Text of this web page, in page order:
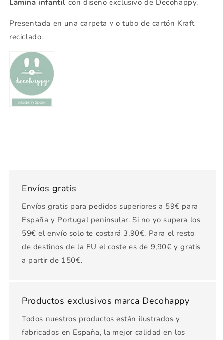
Lámina infantil con diseño exclusivo de Decohappy.
Presentada en una carpeta y o tubo de cartón Kraft
reciclado.
Envíos gratis
Envíos gratis para pedidos superiores a 59€ para
España y Portugal peninsular. Si no yo supera los
59€ el envío solo te costará 3,90€. Para el resto
de destinos de la EU el coste es de 9,90€ y gratis
a partir de 150€.
Productos exclusivos marca Decohappy
Todos nuestros productos están ilustrados y
fabricados en España, la mejor calidad en los